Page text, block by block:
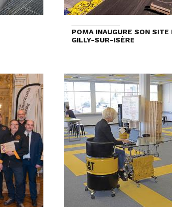
POMA INAUGURE SON SITE
GILLY-SUR-ISÈRE